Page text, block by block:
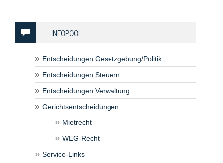
INFOPOOL
Entscheidungen Gesetzgebung/Politik
Entscheidungen Steuern
Entscheidungen Verwaltung
Gerichtsentscheidungen
Mietrecht
WEG-Recht
Service-Links